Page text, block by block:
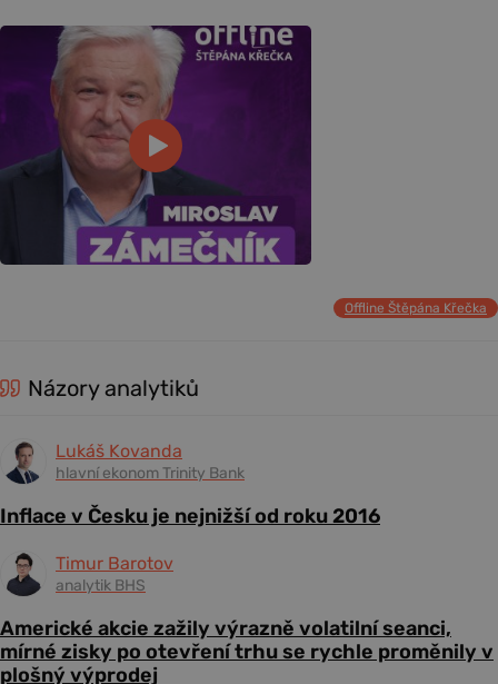
Offline Štěpána Křečka
Názory analytiků
Lukáš Kovanda
hlavní ekonom Trinity Bank
Inflace v Česku je nejnižší od roku 2016
Timur Barotov
analytik BHS
Americké akcie zažily výrazně volatilní seanci,
mírné zisky po otevření trhu se rychle proměnily v
plošný výprodej